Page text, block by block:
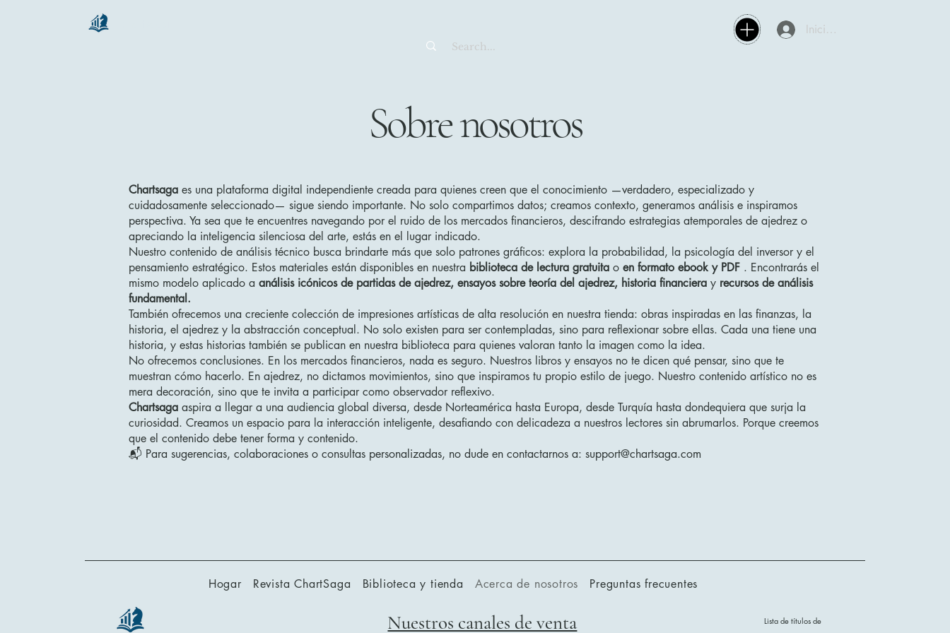
Iniciar sesión
Sobre nosotros
Chartsaga es una plataforma digital independiente creada para quienes creen que el conocimiento —verdadero, especializado y
cuidadosamente seleccionado— sigue siendo importante. No solo compartimos datos; creamos contexto, generamos análisis e inspiramos
perspectiva. Ya sea que te encuentres navegando por el ruido de los mercados financieros, descifrando estrategias atemporales de ajedrez o
apreciando la inteligencia silenciosa del arte, estás en el lugar indicado.
Nuestro contenido de análisis técnico busca brindarte más que solo patrones gráficos: explora la probabilidad, la psicología del inversor y el
pensamiento estratégico. Estos materiales están disponibles en nuestra biblioteca de lectura gratuita o en formato ebook y PDF . Encontrarás el
mismo modelo aplicado a análisis icónicos de partidas de ajedrez, ensayos sobre teoría del ajedrez, historia financiera y recursos de análisis
fundamental.
También ofrecemos una creciente colección de impresiones artísticas de alta resolución en nuestra tienda: obras inspiradas en las finanzas, la
historia, el ajedrez y la abstracción conceptual. No solo existen para ser contempladas, sino para reflexionar sobre ellas. Cada una tiene una
historia, y estas historias también se publican en nuestra biblioteca para quienes valoran tanto la imagen como la idea.
No ofrecemos conclusiones. En los mercados financieros, nada es seguro. Nuestros libros y ensayos no te dicen qué pensar, sino que te
muestran cómo hacerlo. En ajedrez, no dictamos movimientos, sino que inspiramos tu propio estilo de juego. Nuestro contenido artístico no es
mera decoración, sino que te invita a participar como observador reflexivo.
Chartsaga aspira a llegar a una audiencia global diversa, desde Norteamérica hasta Europa, desde Turquía hasta dondequiera que surja la
curiosidad. Creamos un espacio para la interacción inteligente, desafiando con delicadeza a nuestros lectores sin abrumarlos. Porque creemos
que el contenido debe tener forma y contenido.
📬 Para sugerencias, colaboraciones o consultas personalizadas, no dude en contactarnos a: support@chartsaga.com
Nuestros canales de venta
Lista de títulos de
Hogar Revista ChartSaga Biblioteca y tienda Acerca de nosotros Preguntas frecuentes